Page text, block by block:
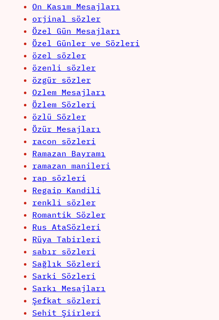
On Kasım Mesajları
orjinal sözler
Özel Gün Mesajları
Özel Günler ve Sözleri
özel sözler
özenli sözler
özgür sözler
Ozlem Mesajları
Özlem Sözleri
özlü Sözler
Özür Mesajları
racon sözleri
Ramazan Bayramı
ramazan manileri
rap sözleri
Regaip Kandili
renkli sözler
Romantik Sözler
Rus AtaSözleri
Rüya Tabirleri
sabır sözleri
Sağlık Sözleri
Sarki Sözleri
Sarkı Mesajları
Şefkat sözleri
Sehit Şiirleri